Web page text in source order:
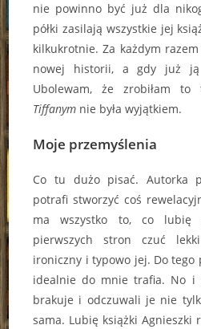
nie powinno być już dla
półki zasilają wszystkie jej
kilkukrotnie. Za każdym
nowej historii, a gdy już
Ubolewam, że zrobiłam to
Tiffanym nie była wyjątkiem.
Moje przemyślenia
Co tu dużo pisać. Autorka
potrafi stworzyć coś
ma wszystko to, co lubię
pierwszych stron czuć
ironiczny i typowo jej. Do tego
idealnie do mnie trafia. No i
brakuje i odczuwali je nie
sama. Lubię książki Agnieszki